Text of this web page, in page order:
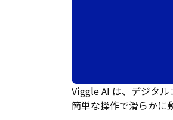
Viggle AI は、デジタ
簡単な操作で滑らかに